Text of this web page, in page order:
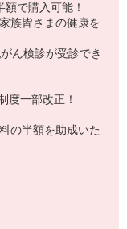
で購入可能！
さまの健康を
診が受診でき
度一部改正！
の半額を助成いた